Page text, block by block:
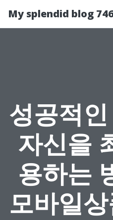
My splendid blog
성공적
자신을
용하는
모바일